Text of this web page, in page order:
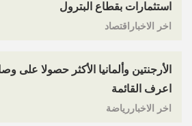
استثمارات بقطاع البترول
اخر الاخباراقتصاد
الأرجنتين وألمانيا الأكثر حصولا على
اعرف القائمة
اخر الاخباررياضة